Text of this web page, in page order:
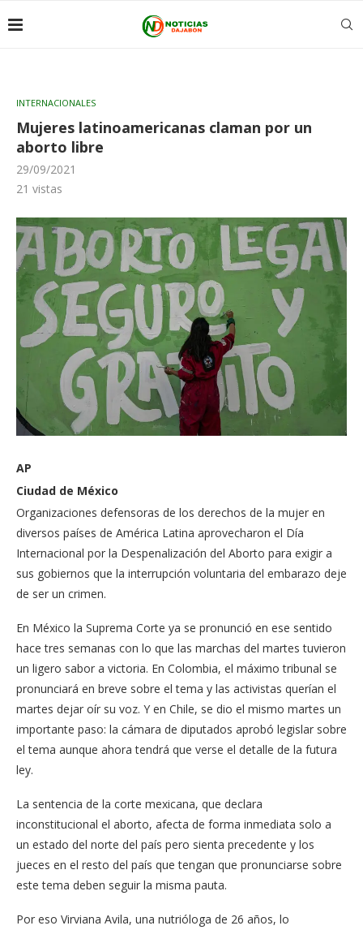
INTERNACIONALES
Mujeres latinoamericanas claman por un
aborto libre
29/09/2021
21 vistas
AP
Ciudad de México
Organizaciones defensoras de los derechos de la mujer en
diversos países de América Latina aprovecharon el Día
Internacional por la Despenalización del Aborto para exigir a
sus gobiernos que la interrupción voluntaria del embarazo deje
de ser un crimen.
En México la Suprema Corte ya se pronunció en ese sentido
hace tres semanas con lo que las marchas del martes tuvieron
un ligero sabor a victoria. En Colombia, el máximo tribunal se
pronunciará en breve sobre el tema y las activistas querían el
martes dejar oír su voz. Y en Chile, se dio el mismo martes un
importante paso: la cámara de diputados aprobó legislar sobre
el tema aunque ahora tendrá que verse el detalle de la futura
ley.
La sentencia de la corte mexicana, que declara
inconstitucional el aborto, afecta de forma inmediata solo a
un estado del norte del país pero sienta precedente y los
jueces en el resto del país que tengan que pronunciarse sobre
este tema deben seguir la misma pauta.
Por eso Virviana Avila, una nutrióloga de 26 años, lo